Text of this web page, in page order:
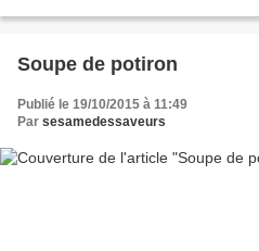
Soupe de potiron
Publié le 19/10/2015 à 11:49
Par sesamedessaveurs